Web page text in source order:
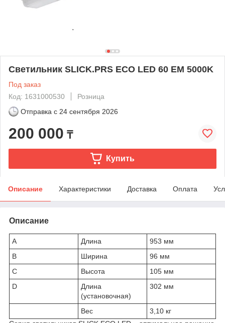
Светильник SLICK.PRS ECO LED 60 EM 5000K
Под заказ
Код: 1631000530
Розница
Отправка с 24 сентября 2026
200 000 ₸
Купить
Описание Характеристики Доставка Оплата
Описание
A Длина
953 мм
B
Ширина
96 мм
C
Высота
105 мм
D
Длина
(установочная)
302 мм
Вес
3,10 кг